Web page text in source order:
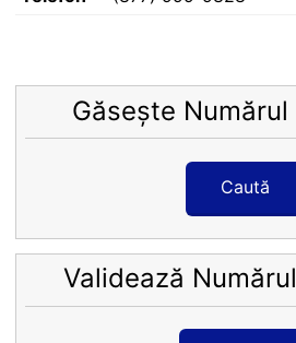
Găsește Numărul
Caută
Validează